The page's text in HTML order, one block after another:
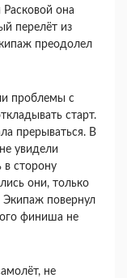
она
перелёт из
преодолел
проблемы с
старт.
прерываться. В
увидели
в сторону
они, только
повернул
финиша не
не